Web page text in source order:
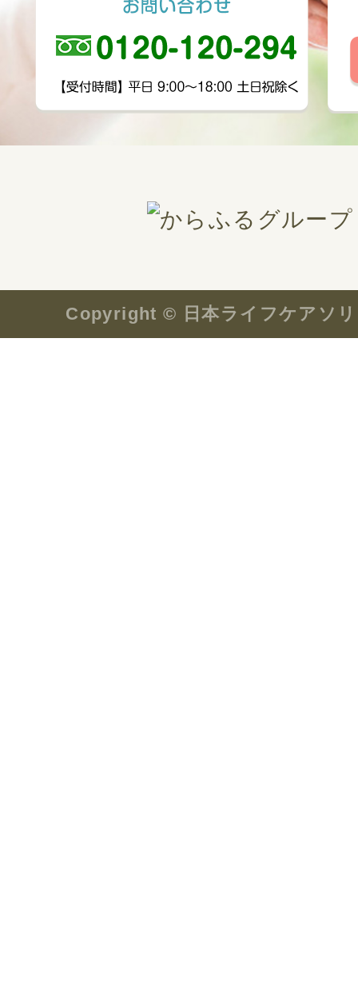
Copyright © 日本ライフケアソ